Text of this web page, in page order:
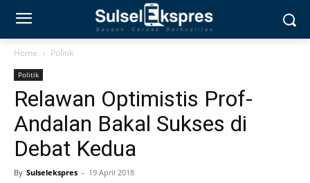
Home Politik
Politik
Relawan Optimistis Prof-
Andalan Bakal Sukses di
Debat Kedua
By Sulselekspres - 19 April 2018